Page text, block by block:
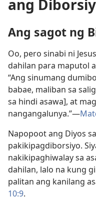
ang
Ang sagot ng
Oo, pero sinabi ni
dahilan para maputol
“Ang sinumang
babae, maliban sa
sa hindi asawa], at
nangangalunya.”—
Napopoot ang Diyos
pakikipagdiborsiyo.
nakikipaghiwalay sa
dahilan, lalo na kung
palitan ang kanilang
10:9.